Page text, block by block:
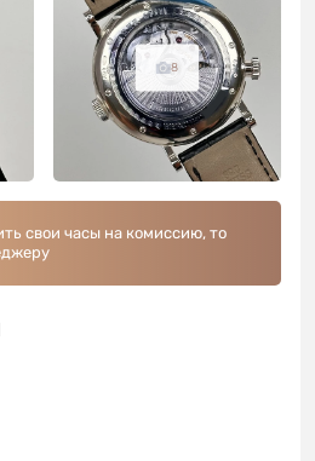
8
свои часы на комиссию, то